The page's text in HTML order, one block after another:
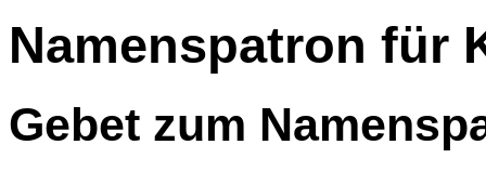
Namenspatron für
Gebet zum